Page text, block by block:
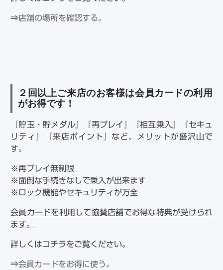
⇒店舗の場所を確認する。
２回以上ご来店のお客様は会員カードの利用
がお得です！
『貯玉・貯メダル』『再プレイ』『相互乗入』『セキュ
リティ』『来店ポイント』など、メリットが盛沢山で
す。
※再プレイ無制限
※面倒な手続きなしで乗入が出来ます
※ロック機能やセキュリティが万全
会員カードを利用して協賛店舗でお得な特典が受けられ
ます。
詳しくはコチラをご覧ください。
⇒会員カードをお得に使う。